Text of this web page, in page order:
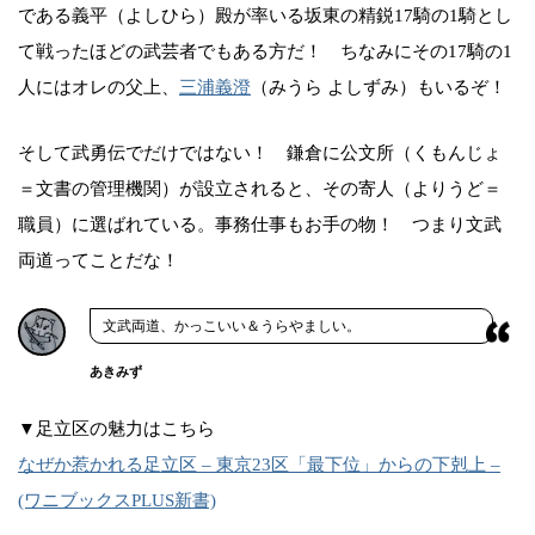
である義平（よしひら）殿が率いる坂東の精鋭17騎の1騎とし
て戦ったほどの武芸者でもある方だ！ ちなみにその17騎の1
人にはオレの父上、 三浦義澄 （みうら よしずみ）もいるぞ！
そして武勇伝でだけではない！ 鎌倉に公文所（くもんじょ
＝文書の管理機関）が設立されると、その寄人（よりうど＝
職員）に選ばれている。事務仕事もお手の物！ つまり文武
両道ってことだな！
文武両道、かっこいい＆うらやましい。
あきみず
▼足立区の魅力はこちら
なぜか惹かれる足立区 – 東京23区「最下位」からの下剋上 –
(ワニブックスPLUS新書)